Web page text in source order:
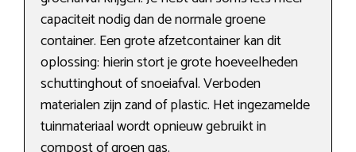
capaciteit nodig dan de normale groene
container. Een grote afzetcontainer kan dit
oplossing: hierin stort je grote hoeveelheden
schuttinghout of snoeiafval. Verboden
materialen zijn zand of plastic. Het ingezamelde
tuinmateriaal wordt opnieuw gebruikt in